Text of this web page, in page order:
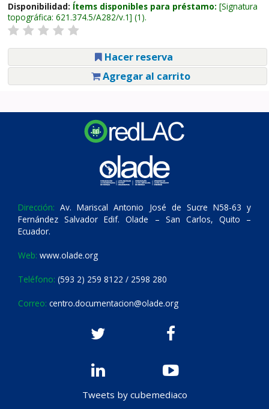
Disponibilidad: Ítems disponibles para préstamo: Signatura
topográfica: 621.374.5/A282/v.1 (1).
Hacer reserva
Agregar al carrito
Dirección: Av. Mariscal Antonio José de Sucre N58-63 y
Fernández Salvador Edif. Olade – San Carlos, Quito –
Ecuador.
Web: www.olade.org
Teléfono: (593 2) 259 8122 / 2598 280
Correo: centro.documentacion@olade.org
Tweets by cubemediaco